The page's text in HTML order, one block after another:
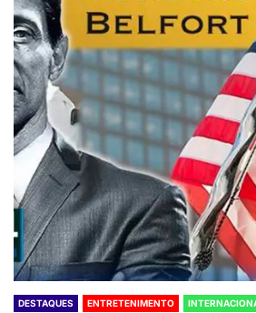
DESTAQUES ENTRETENIMENTO